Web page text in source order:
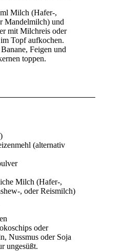
Milch (Hafer-,
Mandelmilch) und
mit Milchreis oder
Topf aufkochen.
Feigen und
toppen.
(alternativ
Milch (Hafer-,
, oder Reismilch)
oder
Nussmus oder Soja
ungesüßt.